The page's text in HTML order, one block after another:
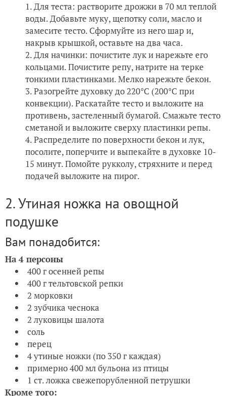
Для теста: растворите дрожжи в 70 мл теплой
воды. Добавьте муку, щепотку соли, масло и
замесите тесто. Сформуйте из него шар и,
накрыв крышкой, оставьте на два часа.
Для начинки: почистите лук и нарежьте его
кольцами. Почистите репу, натрите на терке
тонкими пластинками. Мелко нарежьте бекон.
Разогрейте духовку до 220°С (200°С при
конвекции). Раскатайте тесто и выложите на
противень, застеленный бумагой. Смажьте тесто
сметаной и выложите сверху пластинки репы.
Распределите по поверхности бекон и лук,
посолите, поперчите и выпекайте в духовке 10-
15 минут. Помойте рукколу, стряхните и перед
подачей выложите на пирог.
2. Утиная ножка на овощной
подушке
Вам понадобится:
На 4 персоны
400 г осенней репы
400 г тельтовской репки
2 морковки
2 зубчика чеснока
2 луковицы шалота
соль
перец
4 утиные ножки (по 350 г каждая)
примерно 400 мл бульона из птицы
1 ст. ложка свежепорубленной петрушки
Кроме того: